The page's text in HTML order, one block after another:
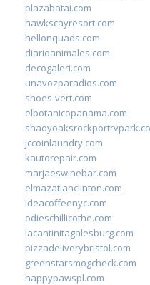
plazabatai.com
hawkscayresort.com
hellonquads.com
diarioanimales.com
decogaleri.com
unavozparadios.com
shoes-vert.com
elbotanicopanama.com
jccoinlaundry.com
kautorepair.com
marjaeswinebar.com
elmazatlanclinton.com
ideacoffeenyc.com
odieschillicothe.com
lacantinitagalesburg.com
pizzadeliverybristol.com
greenstarsmogcheck.com
happypawspl.com